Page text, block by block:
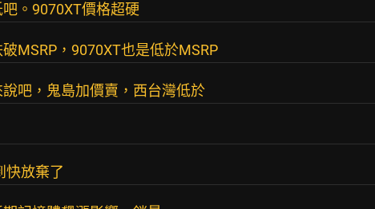
。9070XT價格超硬
MSRP，9070XT也是低於MSRP
吧，鬼島加價賣，西台灣低於
快放棄了